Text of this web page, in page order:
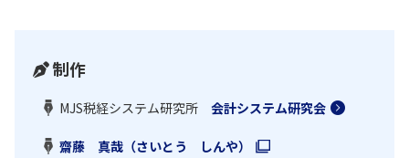
制作
MJS税経システム研究所 会計システム研究会
齋藤 真哉（さいとう しんや）